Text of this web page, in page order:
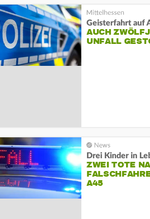
Geisterfahrt auf
AUCH
UNFALL
Drei Kinder in
ZWEI TOTE
A45